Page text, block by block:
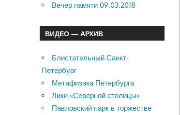
Вечер памяти 09.03.2018
ВИДЕО — АРХИВ
Блистательный Санкт-
Петербург
Метафизика Петербурга
Лики «Северной столицы»
Павловский парк в торжестве